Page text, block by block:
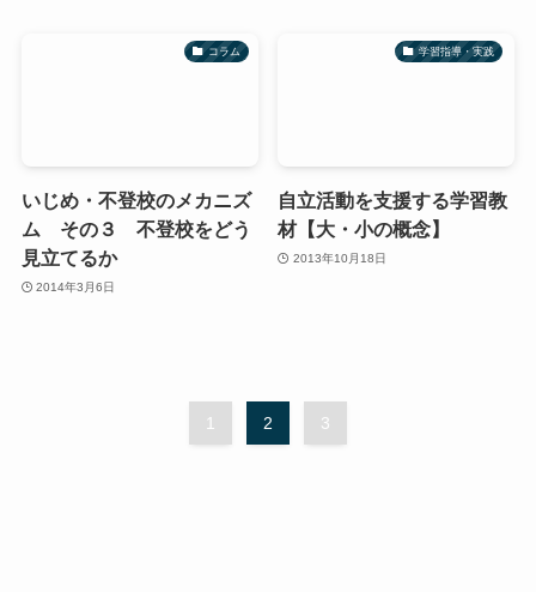
コラム
いじめ・不登校のメカニズ
ム その３ 不登校をどう
見立てるか
2014年3月6日
学習指導・実践
自立活動を支援する学習教
材【大・小の概念】
2013年10月18日
1 2 3